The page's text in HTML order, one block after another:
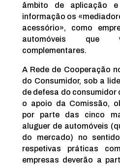
âmbito de aplicação
informação os
acessório», como
automóveis que
complementares.
A Rede de Cooperação
do Consumidor, sob a
de defesa do consumidor
o apoio da Comissão,
por parte das cinco
aluguer de automóveis
do mercado) no
respetivas práticas
empresas deverão a